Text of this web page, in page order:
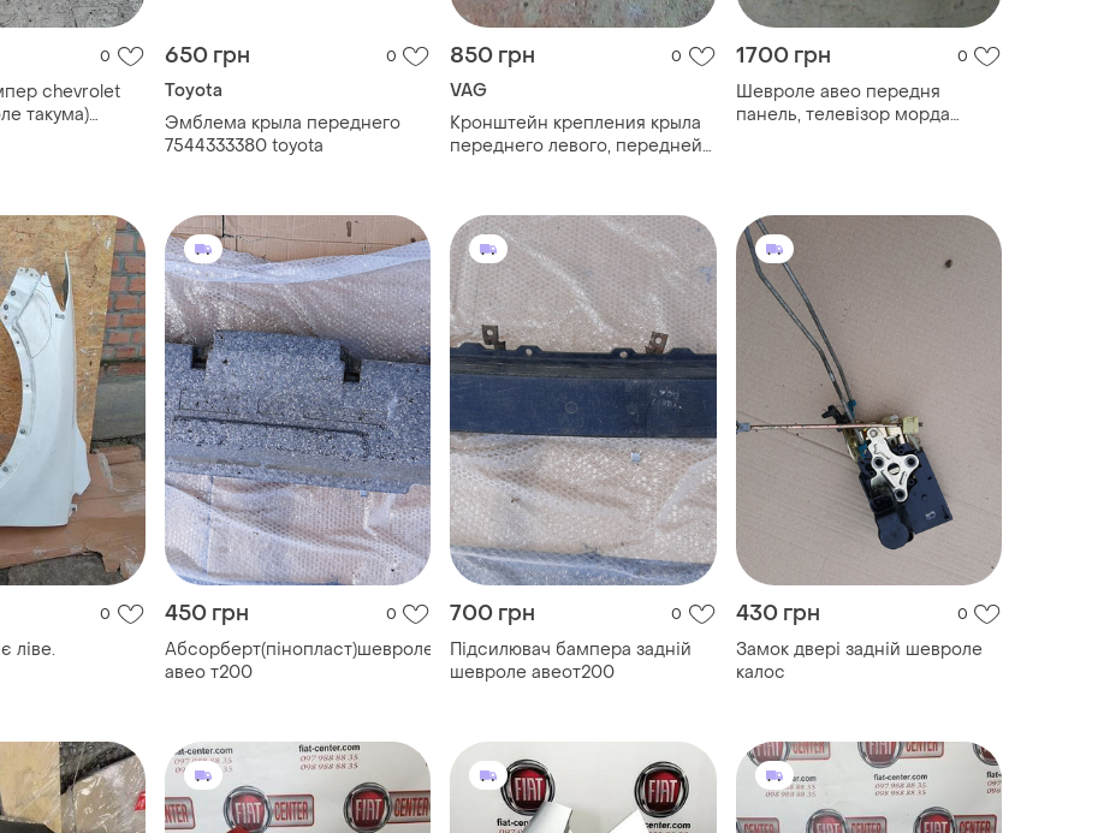
0
chevrolet
такума)
650 грн 0
Toyota
Эмблема крыла переднего
7544333380 toyota
850 грн 0
VAG
Кронштейн крепления крыла
переднего левого, передней
1700 грн 0
Шевроле авео передня
панель, телевізор морда
0
ліве.
450 грн 0
Абсорберт(пінопласт)шевроле
авео т200
700 грн 0
Підсилювач бампера задній
шевроле авеот200
430 грн 0
Замок двері задній шевроле
калос